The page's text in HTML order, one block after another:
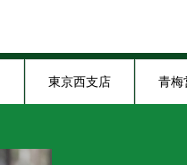
東京西支店 青梅